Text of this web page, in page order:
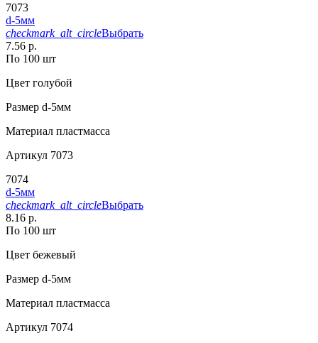
7073
d-5мм
checkmark_alt_circleВыбрать
7.56 р.
По 100 шт
Цвет голубой
Размер d-5мм
Материал пластмасса
Артикул 7073
7074
d-5мм
checkmark_alt_circleВыбрать
8.16 р.
По 100 шт
Цвет бежевый
Размер d-5мм
Материал пластмасса
Артикул 7074